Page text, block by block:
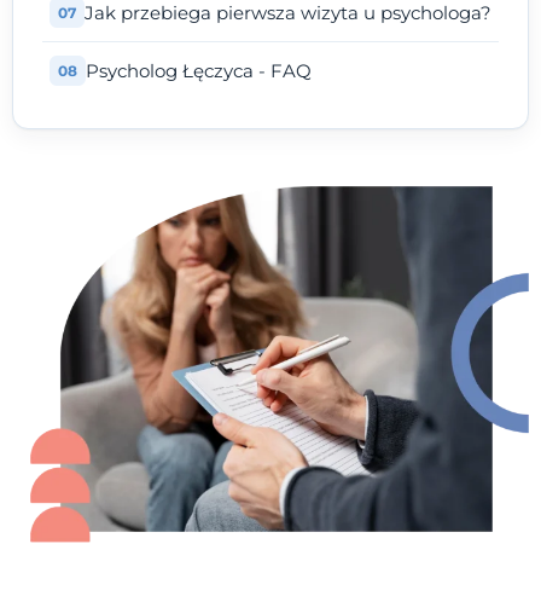
Jak przebiega pierwsza wizyta u psychologa?
Psycholog Łęczyca - FAQ